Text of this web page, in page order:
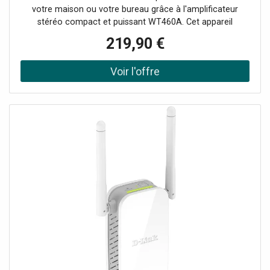
50/60Hz (adaptateur 19V), THD
votre maison ou votre bureau grâce à l'amplificateur
stéréo compact et puissant WT460A. Cet appareil
parleurs en un système audio multi-pièces HiFi sans fil
grâce à l'amplificateur numérique de classe D intégré. (Il
est équipé d'une fonction WIFI pour connecter vos haut-
parleurs à votre réseau domestique et lire de la musique
(Android) ou Q-play. Diffusez facilement votre musique
préférée via le streaming BT ou à partir de services de
domestique intelligente !Système audio multiroom
compact, Amplificateur numérique de classe D 4x 60W,
Amplificateur stéréo Wi-Fi Plug and Play, Peut être utilisé
avec l'application Legacy player (Android et iOS),
Récepteur BT pour le streaming audio, 10 préréglages
personnalisables (programmables via l'application),
Fonctionne également avec la plupart des autres services
de diffusion en continu, Entrée RCA et USB, Connexion
219,90 €